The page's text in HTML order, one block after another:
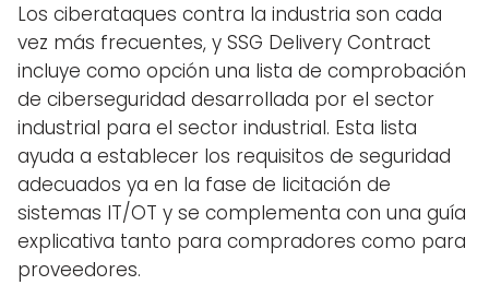
Los ciberataques contra la industria son cada
vez más frecuentes, y SSG Delivery Contract
incluye como opción una lista de comprobación
de ciberseguridad desarrollada por el sector
industrial para el sector industrial. Esta lista
ayuda a establecer los requisitos de seguridad
adecuados ya en la fase de licitación de
sistemas IT/OT y se complementa con una guía
explicativa tanto para compradores como para
proveedores.